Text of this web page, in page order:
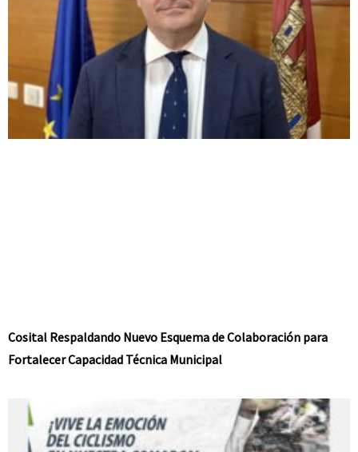
Cosital Respaldando Nuevo Esquema de Colaboración para
Fortalecer Capacidad Técnica Municipal